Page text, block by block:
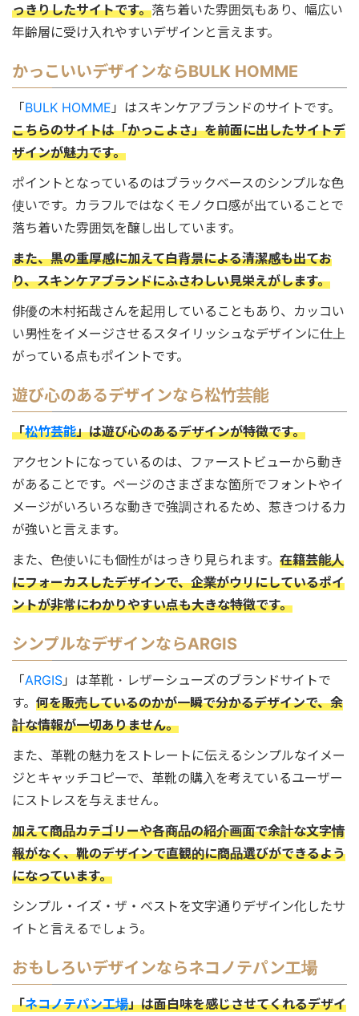
っきりしたサイトです。落ち着いた雰囲気もあり、幅広い
年齢層に受け入れやすいデザインと言えます。
かっこいいデザインならBULK HOMME
「BULK HOMME 」はスキンケアブランドのサイトです。
こちらのサイトは「かっこよさ」を前面に出したサイトデ
ザインが魅力です。
ポイントとなっているのはブラックベースのシンプルな色
使いです。カラフルではなくモノクロ感が出ていることで
落ち着いた雰囲気を醸し出しています。
また、黒の重厚感に加えて白背景による清潔感も出てお
り、スキンケアブランドにふさわしい見栄えがします。
俳優の木村拓哉さんを起用していることもあり、カッコい
い男性をイメージさせるスタイリッシュなデザインに仕上
がっている点もポイントです。
遊び心のあるデザインなら松竹芸能
「松竹芸能」は遊び心のあるデザインが特徴です。
アクセントになっているのは、ファーストビューから動き
があることです。ページのさまざまな箇所でフォントやイ
メージがいろいろな動きで強調されるため、惹きつける力
が強いと言えます。
また、色使いにも個性がはっきり見られます。 在籍芸能人
にフォーカスしたデザインで、企業がウリにしているポイ
ントが非常にわかりやすい点も大きな特徴です。
シンプルなデザインならARGIS
「ARGIS 」は革靴・レザーシューズのブランドサイトで
す。 何を販売しているのかが一瞬で分かるデザインで、余
計な情報が一切ありません。
また、革靴の魅力をストレートに伝えるシンプルなイメー
ジとキャッチコピーで、革靴の購入を考えているユーザー
にストレスを与えません。
加えて商品カテゴリーや各商品の紹介画面で余計な文字情
報がなく、靴のデザインで直観的に商品選びができるよう
になっています。
シンプル・イズ・ザ・ベストを文字通りデザイン化したサ
イトと言えるでしょう。
おもしろいデザインならネコノテパン工場
「ネコノテパン工場」は面白味を感じさせてくれるデザイ